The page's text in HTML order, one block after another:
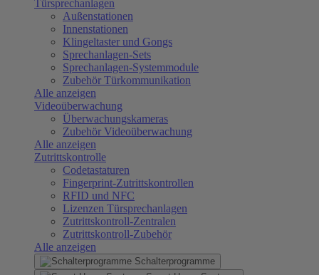
Türsprechanlagen
Außenstationen
Innenstationen
Klingeltaster und Gongs
Sprechanlagen-Sets
Sprechanlagen-Systemmodule
Zubehör Türkommunikation
Alle anzeigen
Videoüberwachung
Überwachungskameras
Zubehör Videoüberwachung
Alle anzeigen
Zutrittskontrolle
Codetastaturen
Fingerprint-Zutrittskontrollen
RFID und NFC
Lizenzen Türsprechanlagen
Zutrittskontroll-Zentralen
Zutrittskontroll-Zubehör
Alle anzeigen
Schalterprogramme